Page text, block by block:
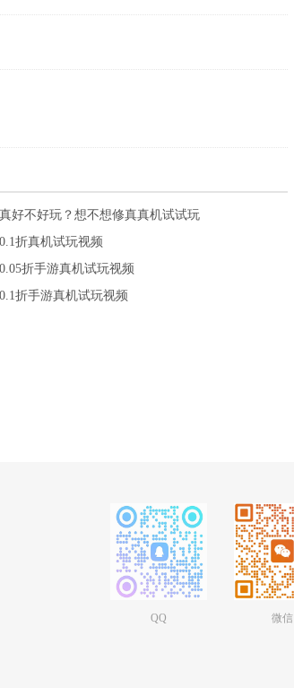
好不好玩？想不想修真真机试试玩
折真机试玩视频
折手游真机试玩视频
折手游真机试玩视频
QQ 微信